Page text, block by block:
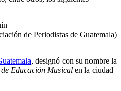
de Periodistas de Guatemala)
, designó con su nombre la
Educación Musical en la ciudad